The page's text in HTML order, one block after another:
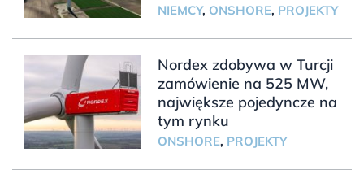
NIEMCY, ONSHORE, PROJEKTY
Nordex zdobywa w Turcji
zamówienie na 525 MW,
największe pojedyncze na
tym rynku
ONSHORE, PROJEKTY